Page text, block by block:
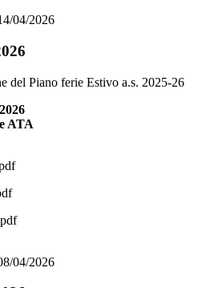
04/2026
del Piano ferie Estivo a.s. 2025-26
ATA
04/2026